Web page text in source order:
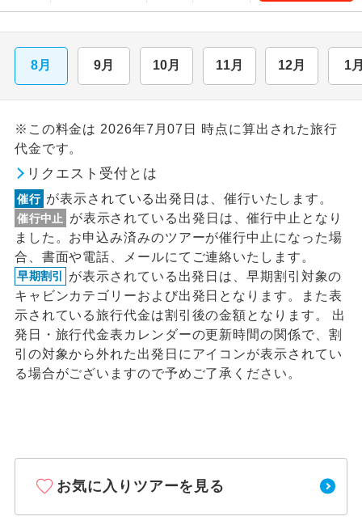
8月 9月 10月 11月 12月 1
※この料金は 2026年7月07日 時点に算出された旅行
代金です。
リクエスト受付とは
催行 が表示されている出発日は、催行いたします。
催行中止
が表示されている出発日は、催行中止となり
ました。お申込み済みのツアーが催行中止になった場
合、書面や電話、メールにてご連絡いたします。
早期割引
が表示されている出発日は、早期割引対象の
キャビンカテゴリーおよび出発日となります。また表
示されている旅行代金は割引後の金額となります。 出
発日・旅行代金表カレンダーの更新時間の関係で、割
引の対象から外れた出発日にアイコンが表示されてい
る場合がございますので予めご了承ください。
お気に入りツアーを見る